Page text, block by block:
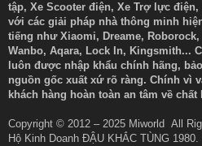
tập, Xe Scooter điện, Xe Trợ lực
với các giải pháp nhà thông minh
tiếng như Xiaomi, Dreame, Roborock,
Wanbo, Aqara, Lock In, Kingsmith...
luôn được nhập khẩu chính hãng,
nguồn gốc xuất xứ rõ ràng. Chính vì
khách hàng hoàn toàn an tâm về
Copyright © 2012 – 2025 Miworld All
Hộ Kinh Doanh ĐẬU KHẮC TÙNG